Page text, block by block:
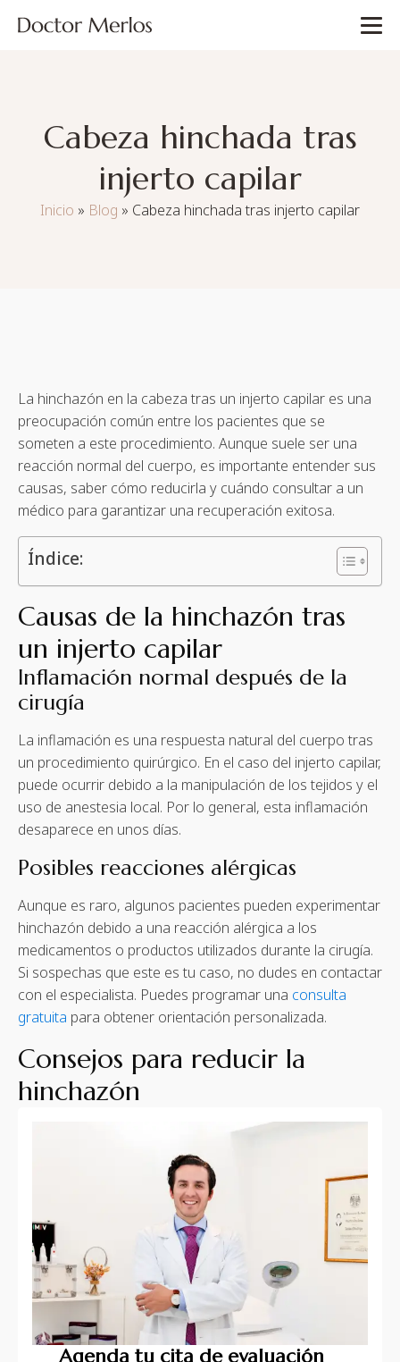
Cabeza hinchada tras
injerto capilar
Inicio » Blog » Cabeza hinchada tras injerto capilar
La hinchazón en la cabeza tras un injerto capilar es una
preocupación común entre los pacientes que se
someten a este procedimiento. Aunque suele ser una
reacción normal del cuerpo, es importante entender sus
causas, saber cómo reducirla y cuándo consultar a un
médico para garantizar una recuperación exitosa.
Índice:
Causas de la hinchazón tras
un injerto capilar
Inflamación normal después de la
cirugía
La inflamación es una respuesta natural del cuerpo tras
un procedimiento quirúrgico. En el caso del injerto capilar,
puede ocurrir debido a la manipulación de los tejidos y el
uso de anestesia local. Por lo general, esta inflamación
desaparece en unos días.
Posibles reacciones alérgicas
Aunque es raro, algunos pacientes pueden experimentar
hinchazón debido a una reacción alérgica a los
medicamentos o productos utilizados durante la cirugía.
Si sospechas que este es tu caso, no dudes en contactar
con el especialista. Puedes programar una consulta
gratuita para obtener orientación personalizada.
Consejos para reducir la
hinchazón
Agenda tu cita de evaluación